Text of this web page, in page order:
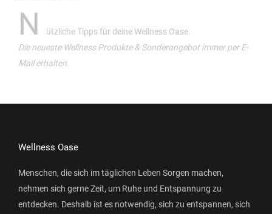
N
ützliche Tipps für deine Wellness Oase.
Die neueste Wellness Produkte & Sonderangebot immer per E-
Mail erhalten.
Wellness Oase
Menschen, die sich im täglichen Leben Sorgen machen,
nehmen sich gerne Zeit, um Ruhe und Entspannung zu
entdecken. Deshalb ist es notwendig, sich zu entspannen, sich